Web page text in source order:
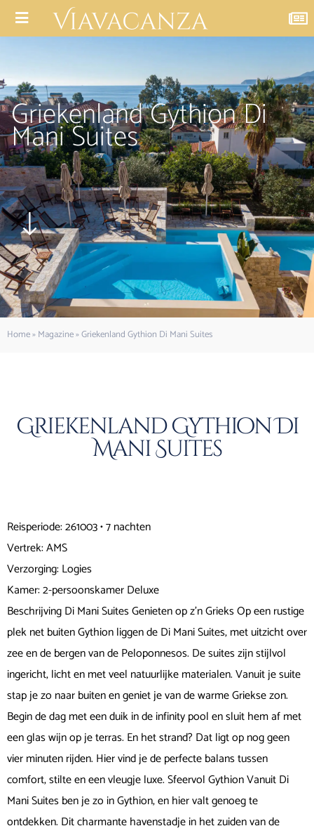
Griekenland Gythion Di
Mani Suites
Home»Magazine»Griekenland Gythion Di Mani Suites
Griekenland Gythion Di
Mani Suites
Reisperiode: 261003 • 7 nachten
Vertrek: AMS
Verzorging: Logies
Kamer: 2-persoonskamer Deluxe
Beschrijving Di Mani Suites Genieten op z'n Grieks Op een rustige
plek net buiten Gythion liggen de Di Mani Suites, met uitzicht over
zee en de bergen van de Peloponnesos. De suites zijn stijlvol
ingericht, licht en met veel natuurlijke materialen. Vanuit je suite
stap je zo naar buiten en geniet je van de warme Griekse zon.
Begin de dag met een duik in de infinity pool en sluit hem af met
een glas wijn op je terras. En het strand? Dat ligt op nog geen
vier minuten rijden. Hier vind je de perfecte balans tussen
comfort, stilte en een vleugje luxe. Sfeervol Gythion Vanuit Di
Mani Suites ben je zo in Gythion, en hier valt genoeg te
ontdekken. Dit charmante havenstadje in het zuiden van de